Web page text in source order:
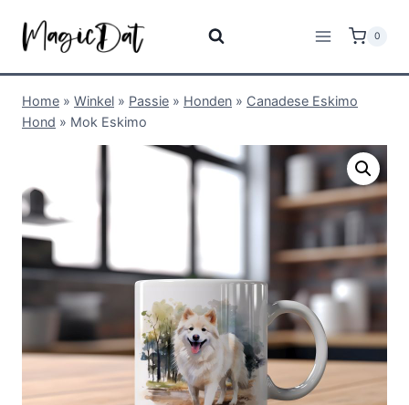
0
Home » Winkel » Passie » Honden » Canadese Eskimo
Hond » Mok Eskimo